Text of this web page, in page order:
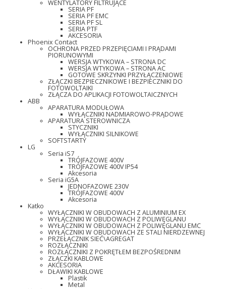
WENTYLATORY FILTRUJĄCE
SERIA PF
SERIA PF EMC
SERIA PF SL
SERIA PTF
AKCESORIA
Phoenix Contact
OCHRONA PRZED PRZEPIĘCIAMI I PRĄDAMI
PIORUNOWYMI
WERSJA WTYKOWA – STRONA DC
WERSJA WTYKOWA – STRONA AC
GOTOWE SKRZYNKI PRZYŁĄCZENIOWE
ZŁĄCZKI BEZPIECZNIKOWE I BEZPIECZNIKI DO
FOTOWOLTAIKI
ZŁĄCZA DO APLIKACJI FOTOWOLTAICZNYCH
ABB
APARATURA MODUŁOWA
WYŁĄCZNIKI NADMIAROWO-PRĄDOWE
APARATURA STEROWNICZA
STYCZNIKI
WYŁĄCZNIKI SILNIKOWE
SOFTSTARTY
LG
Seria iS7
TRÓJFAZOWE 400V
TRÓJFAZOWE 400V IP54
Akcesoria
Seria iG5A
JEDNOFAZOWE 230V
TRÓJFAZOWE 400V
Akcesoria
Katko
WYŁĄCZNIKI W OBUDOWACH Z ALUMINIUM EX
WYŁĄCZNIKI W OBUDOWACH Z POLIWĘGLANU
WYŁĄCZNIKI W OBUDOWACH Z POLIWĘGLANU EMC
WYŁĄCZNIKI W OBUDOWACH ZE STALI NIERDZEWNEJ
PRZEŁĄCZNIK SIEĆ\AGREGAT
ROZŁĄCZNIKI
ROZŁĄCZNIKI Z POKRĘTŁEM BEZPOŚREDNIM
ZŁĄCZKI KABLOWE
AKCESORIA
DŁAWIKI KABLOWE
Plastik
Metal